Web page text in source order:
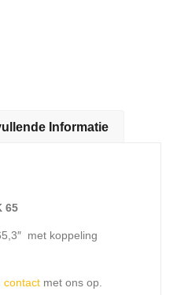
Informatie
65
met koppeling
contact met ons op.